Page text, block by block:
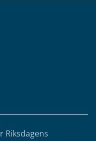
Riksdagens